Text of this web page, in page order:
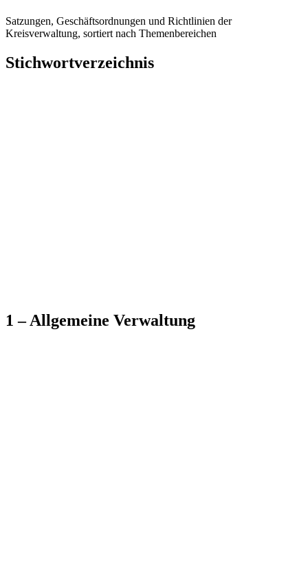
Satzungen, Geschäftsordnungen und Richtlinien der
Kreisverwaltung, sortiert nach Themenbereichen
Stichwortverzeichnis
1 – Allgemeine Verwaltung